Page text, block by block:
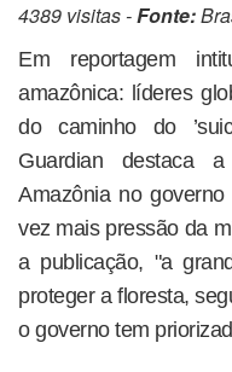
4389 visitas -Fonte:
Em reportagem
amazônica: líderes
do caminho do
Guardian destaca
Amazônia no
vez mais pressão da
a publicação, "a
proteger a floresta,
o governo tem